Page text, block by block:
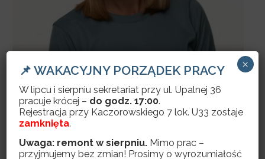
Helena Wasiluk
📌 WAKACYJNY PORZĄDEK PRACY
W lipcu i sierpniu sekretariat przy ul. Upalnej 36
pracuje krócej – do godz. 17:00.
Rejestracja przy Kaczorowskiego 7 lok. U33 zostaje
zamknięta.
Uwaga: remont w sierpniu. Mimo prac –
przyjmujemy bez zmian! Prosimy o wyrozumiałość
×